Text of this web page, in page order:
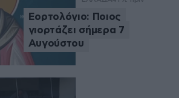
Εορτολόγιο: Ποιος
γιορτάζει σήμερα 7
Αυγούστου